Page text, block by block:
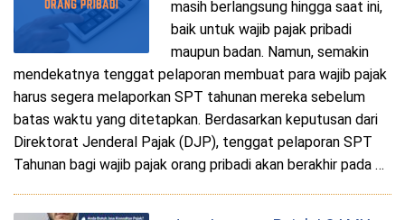
masih berlangsung hingga saat ini,
baik untuk wajib pajak pribadi
maupun badan. Namun, semakin
mendekatnya tenggat pelaporan membuat para wajib pajak
harus segera melaporkan SPT tahunan mereka sebelum
batas waktu yang ditetapkan. Berdasarkan keputusan dari
Direktorat Jenderal Pajak (DJP), tenggat pelaporan SPT
Tahunan bagi wajib pajak orang pribadi akan berakhir pada …